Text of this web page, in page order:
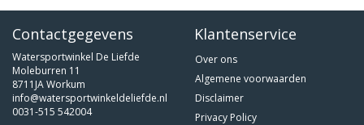
Contactgegevens
Watersportwinkel De Liefde
Moleburren 11
8711JA Workum
info@watersportwinkeldeliefde.nl
0031-515 542004
Klantenservice
Over ons
Algemene voorwaarden
Disclaimer
Privacy Policy